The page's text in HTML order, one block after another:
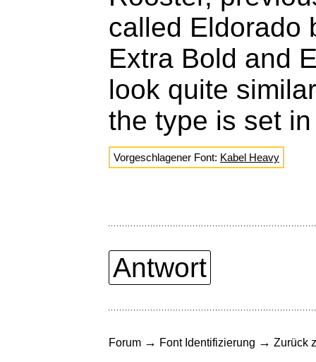
called Eldorado
Extra Bold and
look quite
the type is set
Vorgeschlagener Font: Kabel Heavy
Antwort
Forum → Font Identifizierung → Zurück